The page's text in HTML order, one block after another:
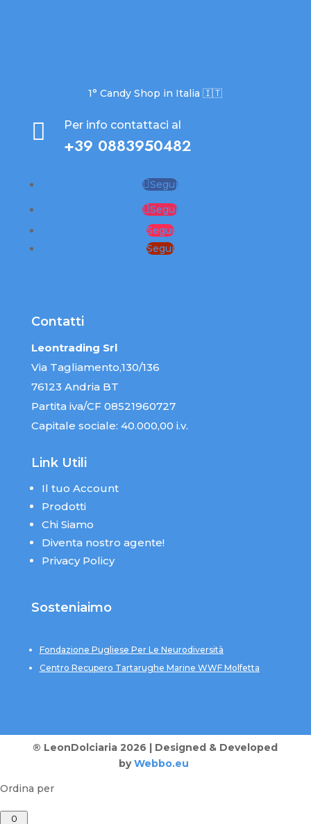
1° Candy Shop in Italia 🇮🇹
 Per info contattaci al
+39 0883950482
Segui
Segui
Segui
Segui
Contatti
Leontrading Srl
Via Tagliamento,130/136
76123 Andria BT
Partita iva/CF 08521960727
Capitale sociale: 40.000,00 i.v.
Link Utili
Il tuo Account
Prodotti
Chi Siamo
Diventa nostro agente!
Privacy Policy
Sosteniaimo
Fondazione Pugliese Per Le Neurodiversità
Centro Recupero Tartarughe Marine WWF Molfetta
® LeonDolciaria 2026 | Designed & Developed
by Webbo.eu
Ordina per
0